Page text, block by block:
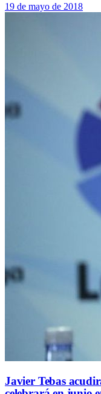
19 de mayo de 2018
Javier Tebas